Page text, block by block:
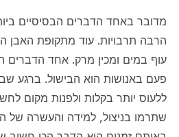
מדובר באחד הדברים הבסיסיים
הרבה תרבויות. עוד מתקופת האבן
עוף במים ומכין מרק. אחד הדברים
פעם באנושות הוא הבישול. ברגע
ללעוס יותר בקלות ולפנות מקום
שתרמו בניצול, למידה והעשרה של